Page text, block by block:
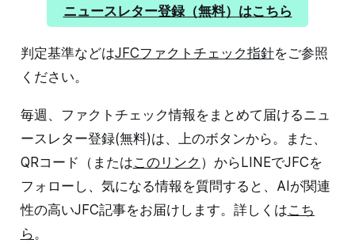
い怒鳴ってる！危機感の伝わってくるアナウンスなので
北陸新潟能登半島の方逃げてください」と書かれてい
「石川県能登に大津波警報逃げろ」という文言に「#東
日本大震災」というハッシュタグもついている。映像は
東日本大震災のものだと示唆しているように読
ニュースレター登録（無料）はこちら
判定基準などはJFCファクトチェック指針をご参照
ください。
毎週、ファクトチェック情報をまとめて届けるニュ
ースレター登録(無料)は、上のボタンから。また、
QRコード（またはこのリンク ）からLINEでJFCを
フォローし、気になる情報を質問すると、AIが関連
性の高いJFC記事をお届けします。詳しくはこち
ら。